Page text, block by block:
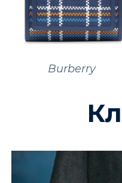
Burberry